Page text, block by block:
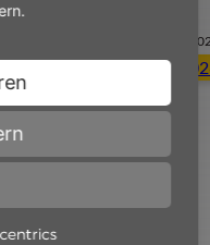
Arbeitgeberpreis für